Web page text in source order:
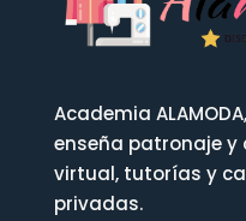
Academia
enseña patronaje y
virtual, tutorías y
privadas.